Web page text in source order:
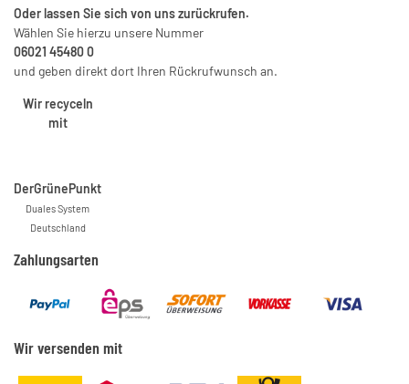
Oder lassen Sie sich von uns zurückrufen.
Wählen Sie hierzu unsere Nummer
06021 45480 0
und geben direkt dort Ihren Rückrufwunsch an.
Wir recyceln
mit
DerGrünePunkt
Duales System
Deutschland
Zahlungsarten
Wir versenden mit